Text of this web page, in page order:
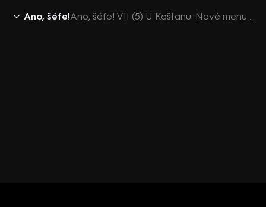
Ano, šéfe! Ano, šéfe! VII (5) U Kaštanu: Nové menu pro šéfa